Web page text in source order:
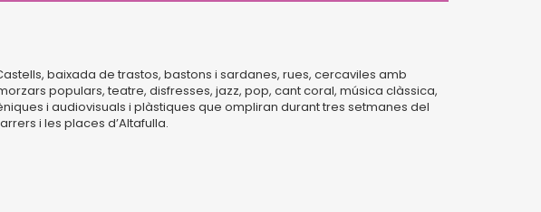
baixada de trastos, bastons i sardanes, rues, cercaviles amb
populars, teatre, disfresses, jazz, pop, cant coral, música clàssica,
i audiovisuals i plàstiques que ompliran durant tres setmanes del
i les places d’Altafulla.